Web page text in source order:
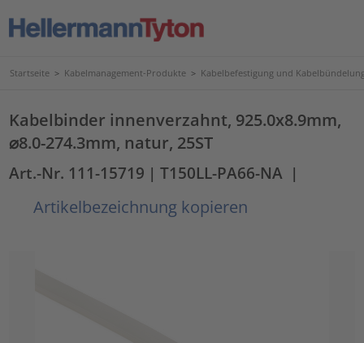
Startseite > Kabelmanagement-Produkte > Kabelbefestigung und
Kabelbinder innenverzahnt, 925.0x8.9mm,
⌀8.0-274.3mm, natur, 25ST
Art.-Nr. 111-15719 | T150LL-PA66-NA |
Artikelbezeichnung kopieren